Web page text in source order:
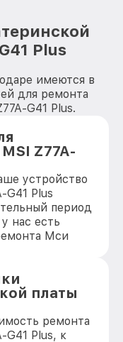
Plus
имеются в
для ремонта
G41 Plus.
Z77A-
устройство
G41 Plus
период
нас есть
Мси
платы
ремонта
G41 Plus, к